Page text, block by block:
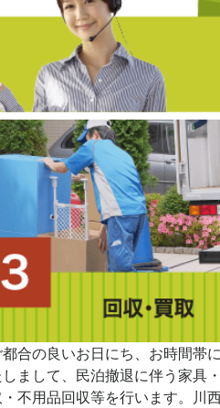
都合の良いお日にち、お時間帯
しまして、民泊撤退に伴う家具
不用品回収等を行います。川